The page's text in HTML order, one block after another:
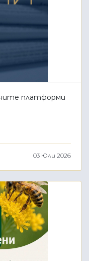
платформи
03 Юли 2026